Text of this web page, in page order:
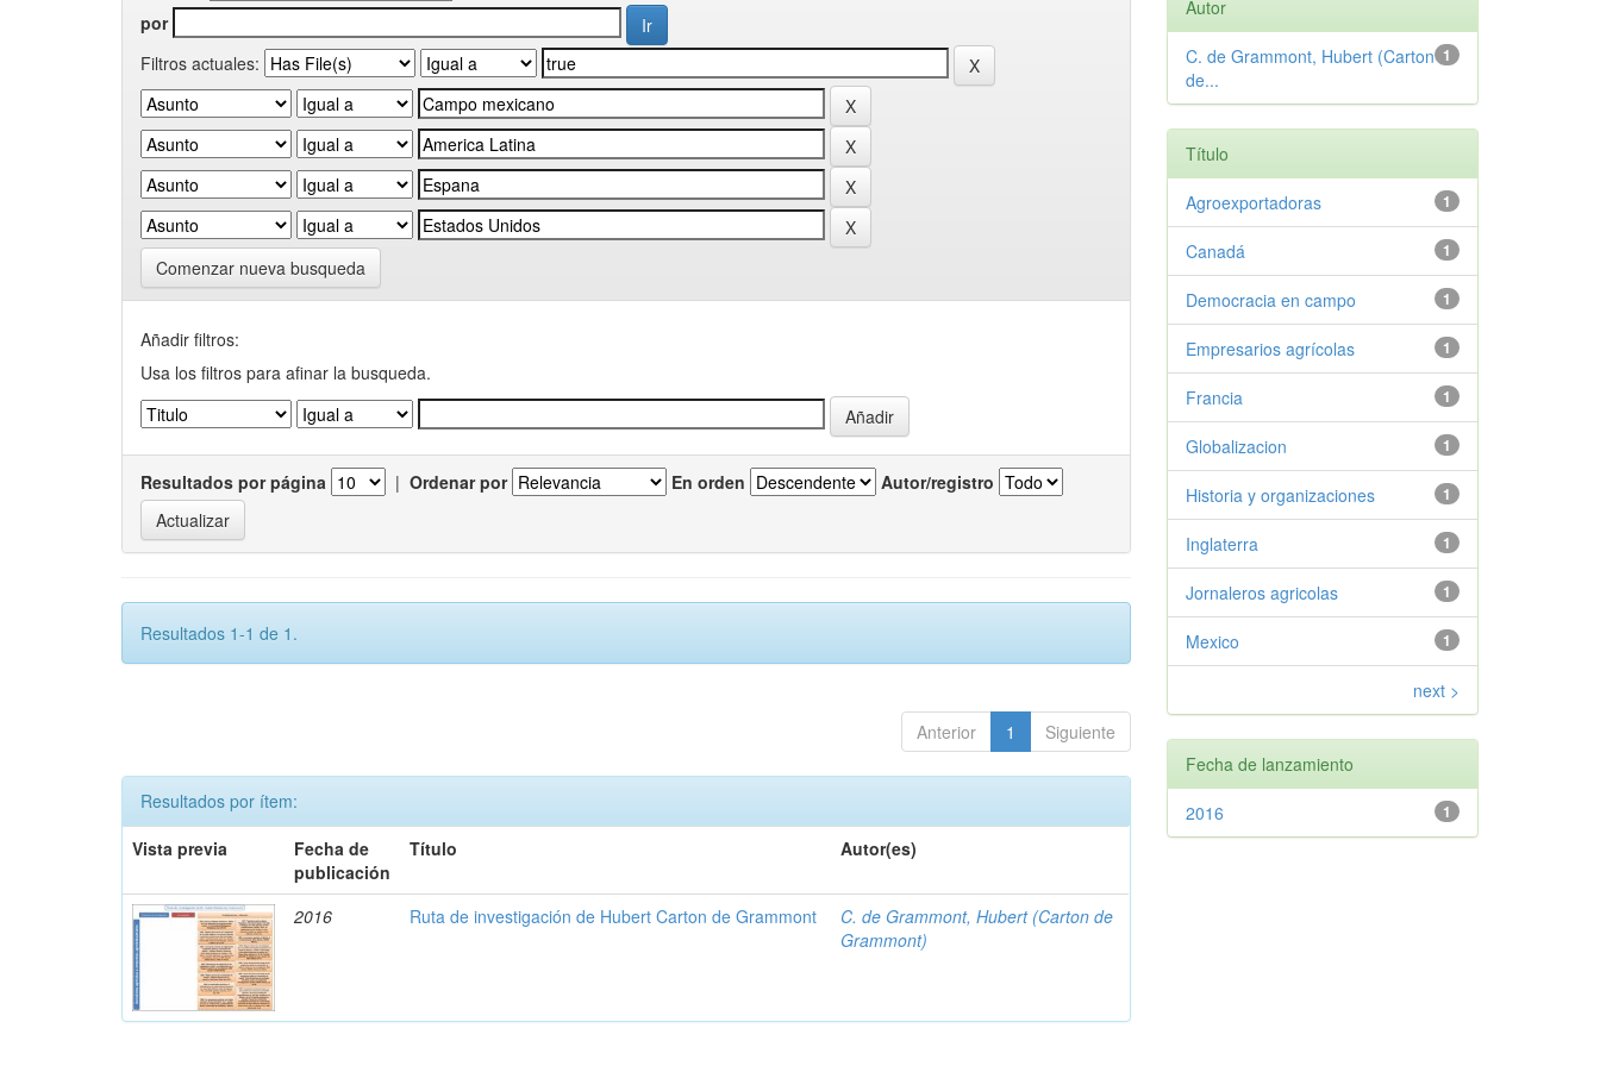
por
Filtros actuales:
Comenzar nueva busqueda
Añadir filtros:
Usa los filtros para afinar la busqueda.
Resultados por página | Ordenar por En orden Autor/registro
Resultados 1-1 de 1.
Anterior 1 Siguiente
Resultados por ítem:
Vista previa
Fecha de
publicación
Título Autor(es)
2016 Ruta de investigación de Hubert Carton de Grammont
C. de Grammont, Hubert (Carton de
Grammont)
Autor
1
C. de Grammont, Hubert (Carton
de...
Título
1
Agroexportadoras
1
Canadá
1
Democracia en campo
1
Empresarios agrícolas
1
Francia
1
Globalizacion
1
Historia y organizaciones
1
Inglaterra
1
Jornaleros agricolas
1
Mexico
next >
Fecha de lanzamiento
1
2016